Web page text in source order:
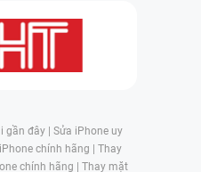
gần đây | Sửa iPhone uy
chính hãng | Thay
chính hãng | Thay mặt